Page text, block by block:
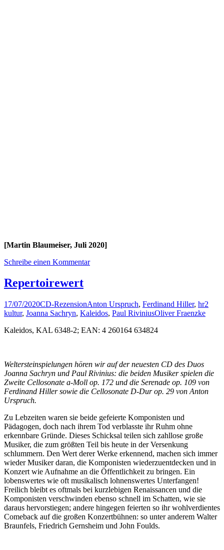
[Martin Blaumeiser, Juli 2020]
Schreibe einen Kommentar
Repertoirewert
17/07/2020CD-RezensionAnton Urspruch, Ferdinand Hiller, hr2
kultur, Joanna Sachryn, Kaleidos, Paul RiviniusOliver Fraenzke
Kaleidos, KAL 6348-2; EAN: 4 260164 634824
Weltersteinspielungen hören wir auf der neuesten CD des Duos
Joanna Sachryn und Paul Rivinius: die beiden Musiker spielen die
Zweite Cellosonate a-Moll op. 172 und die Serenade op. 109 von
Ferdinand Hiller sowie die Cellosonate D-Dur op. 29 von Anton
Urspruch.
Zu Lebzeiten waren sie beide gefeierte Komponisten und
Pädagogen, doch nach ihrem Tod verblasste ihr Ruhm ohne
erkennbare Gründe. Dieses Schicksal teilen sich zahllose große
Musiker, die zum größten Teil bis heute in der Versenkung
schlummern. Den Wert derer Werke erkennend, machen sich immer
wieder Musiker daran, die Komponisten wiederzuentdecken und in
Konzert wie Aufnahme an die Öffentlichkeit zu bringen. Ein
lobenswertes wie oft musikalisch lohnenswertes Unterfangen!
Freilich bleibt es oftmals bei kurzlebigen Renaissancen und die
Komponisten verschwinden ebenso schnell im Schatten, wie sie
daraus hervorstiegen; andere hingegen feierten so ihr wohlverdientes
Comeback auf die großen Konzertbühnen: so unter anderem Walter
Braunfels, Friedrich Gernsheim und John Foulds.